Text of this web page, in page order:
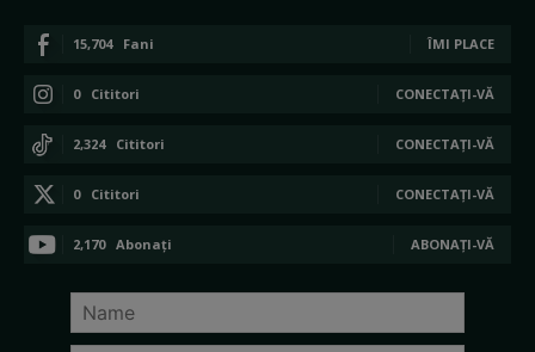
15,704 Fani ÎMI PLACE
0 Cititori CONECTAȚI-VĂ
2,324 Cititori CONECTAȚI-VĂ
0 Cititori CONECTAȚI-VĂ
2,170 Abonați ABONAȚI-VĂ